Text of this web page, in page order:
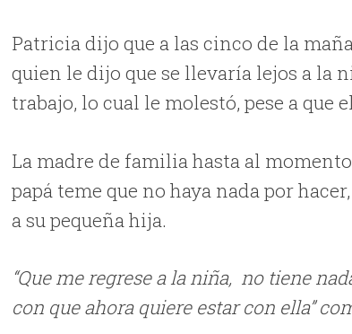
Patricia dijo que a las cinco de la
quien le dijo que se llevaría lejos a la
trabajo, lo cual le molestó, pese a que
La madre de familia hasta al
papá teme que no haya nada por
a su pequeña hija.
“Que me regrese a la niña, no tiene
con que ahora quiere estar con ella”